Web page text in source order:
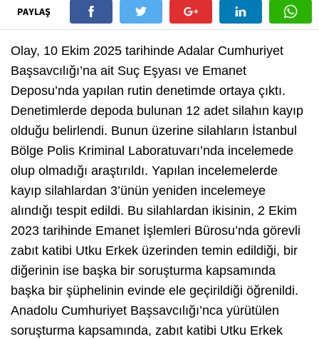
PAYLAŞ
Olay, 10 Ekim 2025 tarihinde Adalar Cumhuriyet
Başsavcılığı’na ait Suç Eşyası ve Emanet
Deposu’nda yapılan rutin denetimde ortaya çıktı.
Denetimlerde depoda bulunan 12 adet silahın kayıp
olduğu belirlendi. Bunun üzerine silahların İstanbul
Bölge Polis Kriminal Laboratuvarı’nda incelemede
olup olmadığı araştırıldı. Yapılan incelemelerde
kayıp silahlardan 3’ünün yeniden incelemeye
alındığı tespit edildi. Bu silahlardan ikisinin, 2 Ekim
2023 tarihinde Emanet İşlemleri Bürosu’nda görevli
zabıt katibi Utku Erkek üzerinden temin edildiği, bir
diğerinin ise başka bir soruşturma kapsamında
başka bir şüphelinin evinde ele geçirildiği öğrenildi.
Anadolu Cumhuriyet Başsavcılığı’nca yürütülen
soruşturma kapsamında, zabıt katibi Utku Erkek